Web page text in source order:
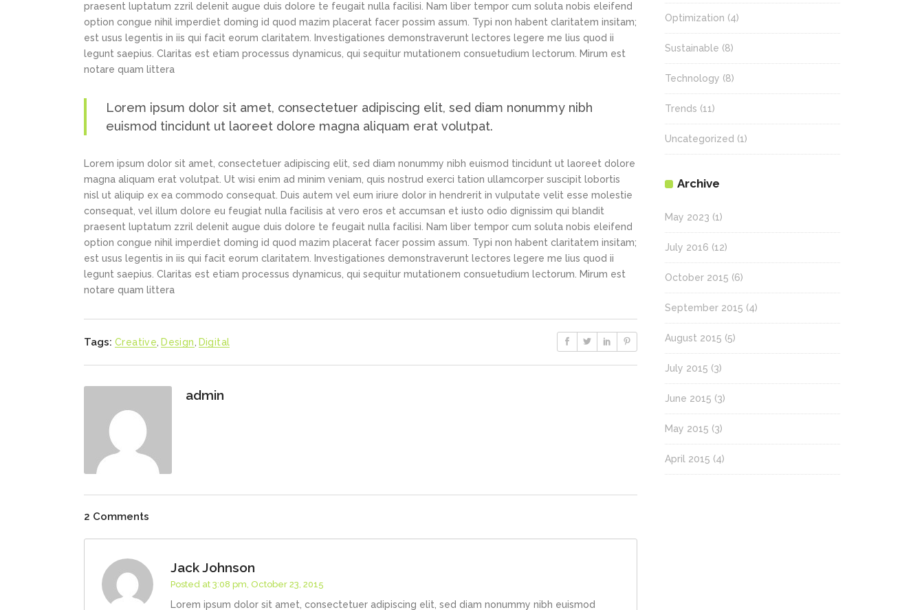
praesent luptatum zzril delenit augue duis dolore te feugait nulla facilisi. Nam liber tempor cum soluta nobis eleifend
option congue nihil imperdiet doming id quod mazim placerat facer possim assum. Typi non habent claritatem insitam;
est usus legentis in iis qui facit eorum claritatem. Investigationes demonstraverunt lectores legere me lius quod ii
legunt saepius. Claritas est etiam processus dynamicus, qui sequitur mutationem consuetudium lectorum. Mirum est
notare quam littera
Lorem ipsum dolor sit amet, consectetuer adipiscing elit, sed diam nonummy nibh
euismod tincidunt ut laoreet dolore magna aliquam erat volutpat.
Lorem ipsum dolor sit amet, consectetuer adipiscing elit, sed diam nonummy nibh euismod tincidunt ut laoreet dolore
magna aliquam erat volutpat. Ut wisi enim ad minim veniam, quis nostrud exerci tation ullamcorper suscipit lobortis
nisl ut aliquip ex ea commodo consequat. Duis autem vel eum iriure dolor in hendrerit in vulputate velit esse molestie
consequat, vel illum dolore eu feugiat nulla facilisis at vero eros et accumsan et iusto odio dignissim qui blandit
praesent luptatum zzril delenit augue duis dolore te feugait nulla facilisi. Nam liber tempor cum soluta nobis eleifend
option congue nihil imperdiet doming id quod mazim placerat facer possim assum. Typi non habent claritatem insitam;
est usus legentis in iis qui facit eorum claritatem. Investigationes demonstraverunt lectores legere me lius quod ii
legunt saepius. Claritas est etiam processus dynamicus, qui sequitur mutationem consuetudium lectorum. Mirum est
notare quam littera
Tags: Creative, Design, Digital
admin
2 Comments
Jack Johnson
Posted at 3:08 pm, October 23, 2015
Lorem ipsum dolor sit amet, consectetuer adipiscing elit, sed diam nonummy nibh euismod
Optimization (4)
Sustainable (8)
Technology (8)
Trends (11)
Uncategorized (1)
Archive
May 2023 (1)
July 2016 (12)
October 2015 (6)
September 2015 (4)
August 2015 (5)
July 2015 (3)
June 2015 (3)
May 2015 (3)
April 2015 (4)